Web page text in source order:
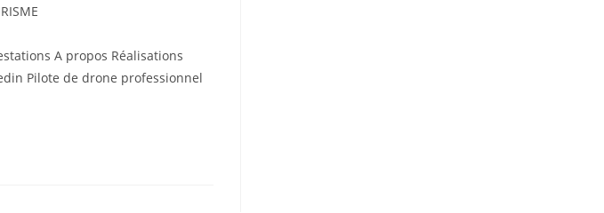
A propos Réalisations
Pilote de drone professionnel